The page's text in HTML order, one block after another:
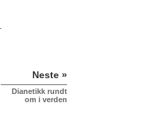
Neste »
Dianetikk rundt
om i verden